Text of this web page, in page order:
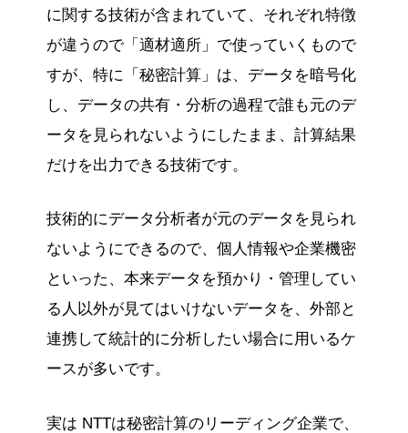
に関する技術が含まれていて、それぞれ特徴
が違うので「適材適所」で使っていくもので
すが、特に「秘密計算」は、データを暗号化
し、データの共有・分析の過程で誰も元のデ
ータを見られないようにしたまま、計算結果
だけを出力できる技術です。
技術的にデータ分析者が元のデータを見られ
ないようにできるので、個人情報や企業機密
といった、本来データを預かり・管理してい
る人以外が見てはいけないデータを、外部と
連携して統計的に分析したい場合に用いるケ
ースが多いです。
実は NTTは秘密計算のリーディング企業で、